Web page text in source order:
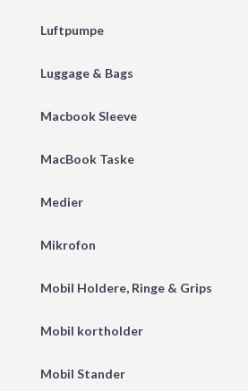
Luftpumpe
Luggage & Bags
Macbook Sleeve
MacBook Taske
Medier
Mikrofon
Mobil Holdere, Ringe & Grips
Mobil kortholder
Mobil Stander